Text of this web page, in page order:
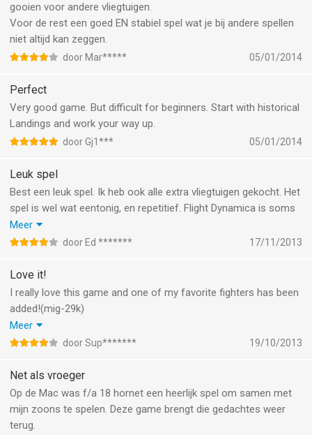
gooien voor andere vliegtuigen.
Voor de rest een goed EN stabiel spel wat je bij andere spellen
niet altijd kan zeggen.
door Mar***** 05/01/2014
Perfect
Very good game. But difficult for beginners. Start with historical
Landings and work your way up.
door Gj1*** 05/01/2014
Leuk spel
Best een leuk spel. Ik heb ook alle extra vliegtuigen gekocht. Het
spel is wel wat eentonig, en repetitief. Flight Dynamica is soms
wat off, duurt erg lang voor je op snelheid bent, of afgeremd,
maar toch wel verslavend.
Ik vind het zijn geld waard.
Na laatste update heb ik soms bij Landing Competitie dat ik
spawn vlak voor een berg en er in crash, maar dit gebeurd niet
veel.
Meer
door Ed ******* 17/11/2013
Love it!
I really love this game and one of my favorite fighters has been
added!(mig-29k)
But what i would REALLY love is the adding of the russian
aircraft carrier Admiral Kuznetsov and with it the SU-33 carrier
fighters soon! Keep up the good work
Meer
door Sup******* 19/10/2013
Net als vroeger
Op de Mac was f/a 18 hornet een heerlijk spel om samen met
mijn zoons te spelen. Deze game brengt die gedachtes weer
terug.